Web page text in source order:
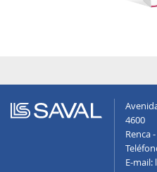
4600
Renca
E-mail: